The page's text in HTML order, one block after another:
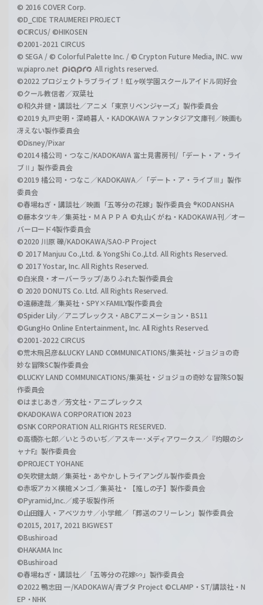
© 2016 COVER Corp.
©D_CIDE TRAUMEREI PROJECT
©CIRCUS/ ©HIKOSEN
©2001-2021 CIRCUS
© SEGA / © Colorful Palette Inc. / © Crypton Future Media, INC. ww
w.piapro.net
All rights reserved.
©2022 プロジェクトラブライブ！虹ヶ咲学園スクールアイドル同好会
©クール教信者／双葉社
©和久井健・講談社／アニメ「東京リベンジャーズ」製作委員会
©2019 丸戸史明・深崎暮人・KADOKAWA ファンタジア文庫刊／映画も
冴えない製作委員会
©Disney/Pixar
©2014 橘公司・つなこ/KADOKAWA 富士見書房刊/「デート・ア・ライ
ブⅡ」製作委員会
©2019 橘公司・つなこ／KADOKAWA／「デート・ア・ライブⅢ」製作
委員会
©春場ねぎ・講談社／映画「五等分の花嫁」製作委員会 ®KODANSHA
©藤本タツキ／集英社・ＭＡＰＰＡ ©丸山くがね・KADOKAWA刊／オー
バーロード4製作委員会
©2020 川原 礫/KADOKAWA/SAO-P Project
© 2017 Manjuu Co.,Ltd. & YongShi Co.,Ltd. All Rights Reserved.
© 2017 Yostar, Inc. All Rights Reserved.
©白米良・オーバーラップ/ありふれた製作委員会
© 2020 DONUTS Co. Ltd. All Rights Reserved.
©遠藤達哉／集英社・SPY×FAMILY製作委員会
©Spider Lily／アニプレックス・ABCアニメーション・BS11
©GungHo Online Entertainment, Inc. All Rights Reserved.
©2001-2022 CIRCUS
©荒木飛呂彦&LUCKY LAND COMMUNICATIONS/集英社・ジョジョの奇
妙な冒険SC製作委員会
©LUCKY LAND COMMUNICATIONS/集英社・ジョジョの奇妙な冒険SO製
作委員会
©はまじあき／芳文社・アニプレックス
©KADOKAWA CORPORATION 2023
©SNK CORPORATION ALL RIGHTS RESERVED.
©高橋弥七郎／いとうのいぢ／アスキー･メディアワークス／『灼眼のシ
ャナF』製作委員会
©PROJECT YOHANE
©矢吹健太朗／集英社・あやかしトライアングル製作委員会
©赤坂アカ×横槍メンゴ／集英社・【推しの子】製作委員会
©Pyramid,Inc.／成子坂製作所
©山田鐘人・アベツカサ／小学館／「葬送のフリーレン」製作委員会
©2015, 2017, 2021 BIGWEST
©Bushiroad
©HAKAMA Inc
©Bushiroad
©春場ねぎ・講談社／「五等分の花嫁∽」製作委員会
©2022 鴨志田 一/KADOKAWA/青ブタ Project ©CLAMP・ST/講談社・N
EP・NHK